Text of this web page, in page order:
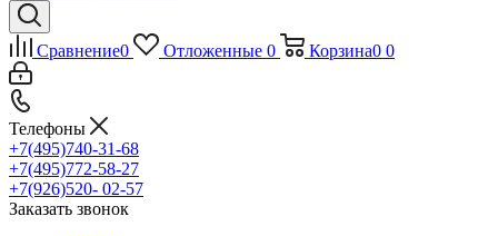
Сравнение0 Отложенные 0 Корзина0 0
Телефоны
+7(495)740-31-68
+7(495)772-58-27
+7(926)520- 02-57
Заказать звонок